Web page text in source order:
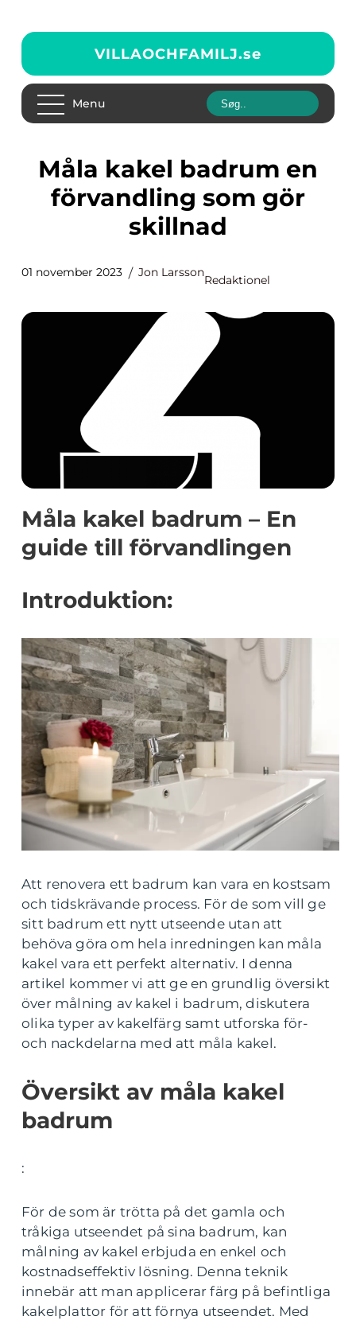
VILLAOCHFAMILJ.se
Menu
Måla kakel badrum en
förvandling som gör
skillnad
01 november 2023 Jon Larsson
Redaktionel
Måla kakel badrum – En
guide till förvandlingen
Introduktion:
Att renovera ett badrum kan vara en kostsam
och tidskrävande process. För de som vill ge
sitt badrum ett nytt utseende utan att
behöva göra om hela inredningen kan måla
kakel vara ett perfekt alternativ. I denna
artikel kommer vi att ge en grundlig översikt
över målning av kakel i badrum, diskutera
olika typer av kakelfärg samt utforska för-
och nackdelarna med att måla kakel.
Översikt av måla kakel
badrum
:
För de som är trötta på det gamla och
tråkiga utseendet på sina badrum, kan
målning av kakel erbjuda en enkel och
kostnadseffektiv lösning. Denna teknik
innebär att man applicerar färg på befintliga
kakelplattor för att förnya utseendet. Med